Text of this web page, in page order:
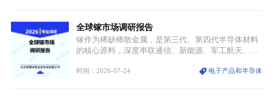
重要载体。同时，行业标准落地、生产技术升级、原
创设计能力提升，进一步夯实产业发展根基，吸引传
统服饰品牌、文旅企业等跨界入局，市场活力持续释
全球镓市场调研报告
镓作为稀缺稀散金属，是第三代、第四代半导体材料
的核心原料，深度串联通信、新能源、军工航天、光
与大国科技博弈的关键战略资源。镓并非传统大宗金
时间：2026-07-24 电子产品和半导体